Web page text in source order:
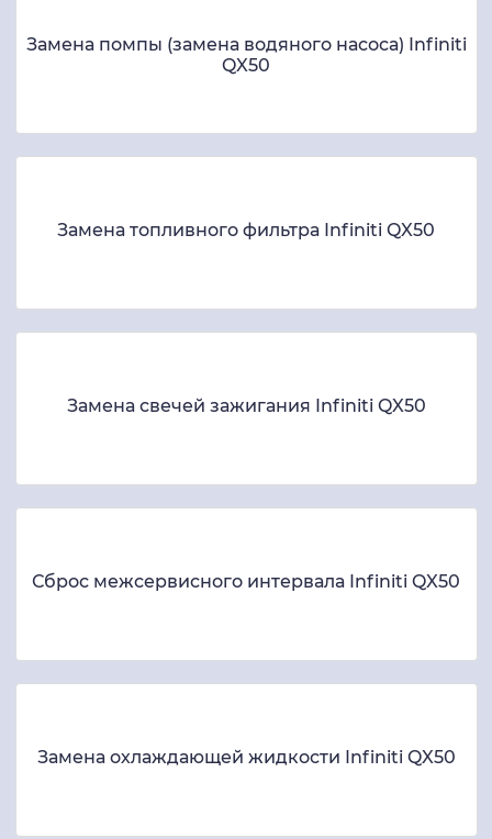
Замена помпы (замена водяного насоса) Infiniti
QX50
Замена топливного фильтра Infiniti QX50
Замена свечей зажигания Infiniti QX50
Сброс межсервисного интервала Infiniti QX50
Замена охлаждающей жидкости Infiniti QX50